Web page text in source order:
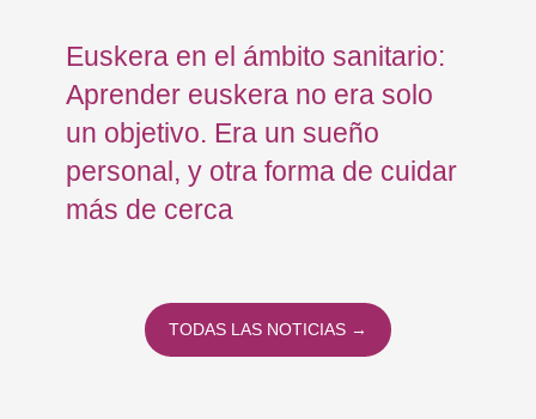
Euskera en el ámbito sanitario:
Aprender euskera no era solo
un objetivo. Era un sueño
personal, y otra forma de cuidar
más de cerca
TODAS LAS NOTICIAS →